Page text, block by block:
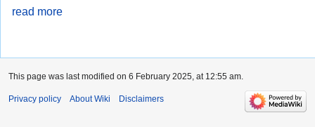
read more
This page was last modified on 6 February 2025, at 12:55 am.
Privacy policy About Wiki Disclaimers